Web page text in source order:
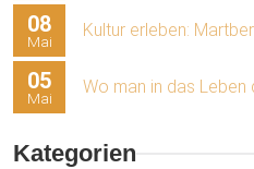
08
Mai
Kultur erleben:
05
Mai
Wo man in das Leben
Kategorien